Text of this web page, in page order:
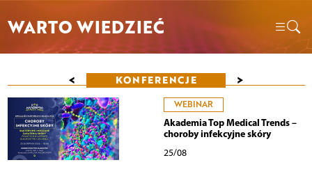
WARTO WIEDZIEĆ
< KONFERENCJE >
WEBINAR
Akademia Top Medical Trends –
choroby infekcyjne skóry
25/08